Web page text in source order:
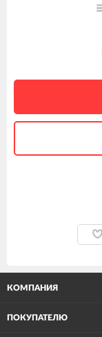
КОМПАНИЯ
ПОКУПАТЕЛЮ